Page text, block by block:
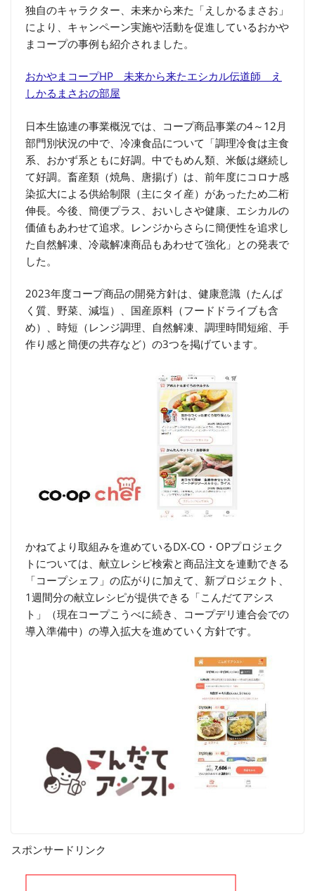
独自のキャラクター、未来から来た「えしかるまさお」
により、キャンペーン実施や活動を促進しているおかや
まコープの事例も紹介されました。
おかやまコープHP 未来から来たエシカル伝道師 え
しかるまさおの部屋
日本生協連の事業概況では、コープ商品事業の4～12月
部門別状況の中で、冷凍食品について「調理冷食は主食
系、おかず系ともに好調。中でもめん類、米飯は継続し
て好調。畜産類（焼鳥、唐揚げ）は、前年度にコロナ感
染拡大による供給制限（主にタイ産）があったため二桁
伸長。今後、簡便プラス、おいしさや健康、エシカルの
価値もあわせて追求。レンジからさらに簡便性を追求し
た自然解凍、冷蔵解凍商品もあわせて強化」との発表で
した。
2023年度コープ商品の開発方針は、健康意識（たんぱ
く質、野菜、減塩）、国産原料（フードドライブも含
め）、時短（レンジ調理、自然解凍、調理時間短縮、手
作り感と簡便の共存など）の3つを掲げています。
かねてより取組みを進めているDX-CO・OPプロジェク
トについては、献立レシピ検索と商品注文を連動できる
「コープシェフ」の広がりに加えて、新プロジェクト、
1週間分の献立レシピが提供できる「こんだてアシス
ト」（現在コープこうべに続き、コープデリ連合会での
導入準備中）の導入拡大を進めていく方針です。
スポンサードリンク